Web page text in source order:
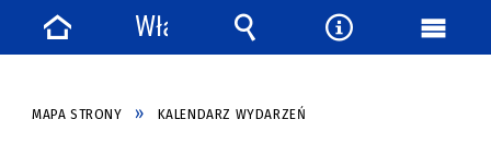
MAPA STRONY KALENDARZ WYDARZEŃ
Strona
Włącz
powiadomieniaWyszukiwarka
NarzędziaMenu